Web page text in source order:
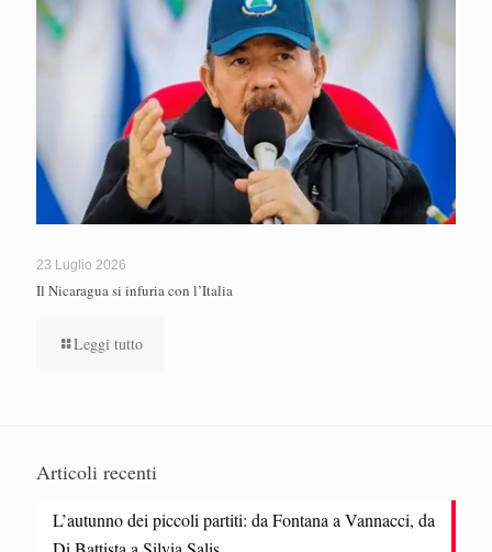
23 Luglio 2026
Il Nicaragua si infuria con l’Italia
Leggi tutto
Articoli recenti
L’autunno dei piccoli partiti: da Fontana a Vannacci, da